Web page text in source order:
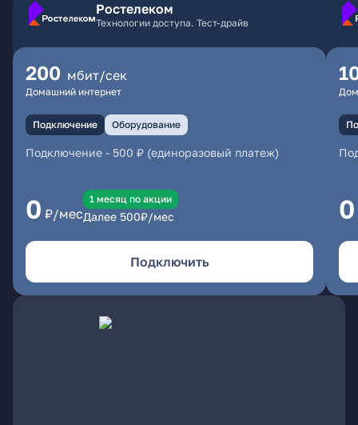
Ростелеком
Технологии доступа. Тест-драйв
200 мбит/сек
Домашний интернет
Подключение Оборудование
Подключение - 500 ₽ (единоразовый платеж)
0 ₽/мес
1 месяц по акции
Далее 500₽/мес
Подключить
0